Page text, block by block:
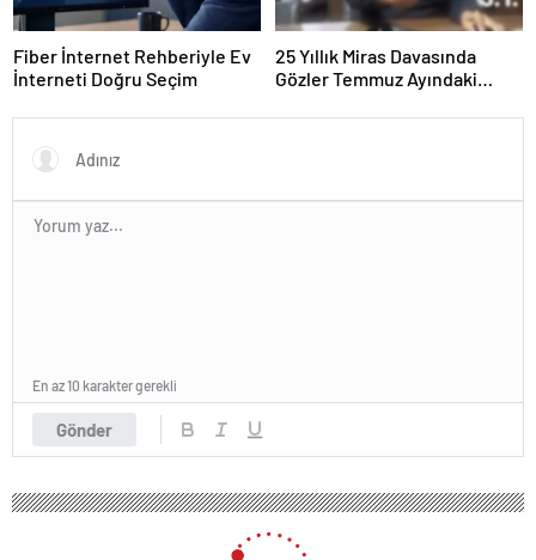
Fiber İnternet Rehberiyle Ev
İnterneti Doğru Seçim
25 Yıllık Miras Davasında
Gözler Temmuz Ayındaki
Gönder
En az 10 karakter gerekli